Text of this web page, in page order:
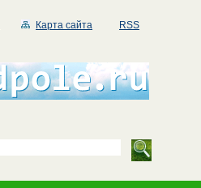
Карта сайта RSS